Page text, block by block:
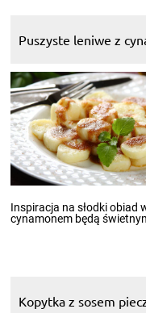
Puszyste leniwe z
Inspiracja na słodki obiad
cynamonem będą
Kopytka z sosem